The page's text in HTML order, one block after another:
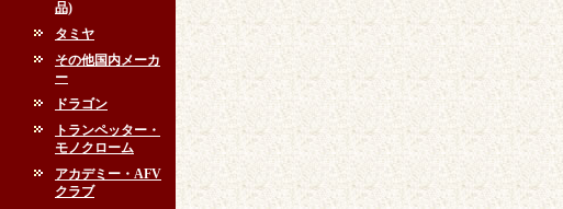
品)
タミヤ
その他国内メーカ
ー
ドラゴン
トランペッター・
モノクローム
アカデミー・AFV
クラブ